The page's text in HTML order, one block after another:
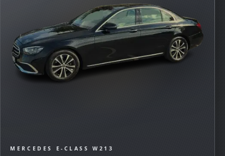
MERCEDES E-CLASS W213